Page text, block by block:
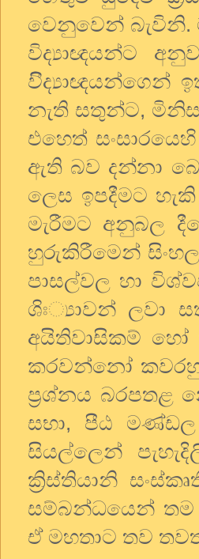
වෙනුවෙන් බැවිනි.
විද්‍යාඥයන්ට
විිද්‍යාඥයන්ගෙන්
නැති සතුන්ට,
එහෙත්
ඇති බව දන්නා
ලෙස ඉපදීමට
මැරීමට අනුබල
හුරුකිරීමෙන්
පාසල්වල හා
ශිඃ්‍යාවන් ලවා
අයිතිවාසිකම් හෝ
කරවන්නෝ කවරහු
ප්‍රශ්නය බරපතළ
සභා, පීඨ
සියල්ලෙන්
ක්‍රිස්තියානි
සම්බන්ධයෙන්
ඒ මහතාට තව